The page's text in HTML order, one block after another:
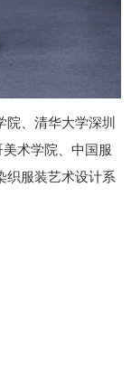
、清华大学深圳
术学院、中国服
织服装艺术设计系